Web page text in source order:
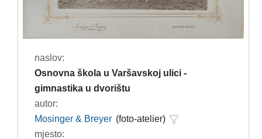
naslov:
Osnovna škola u Varšavskoj ulici -
gimnastika u dvorištu
autor:
Mosinger & Breyer (foto-atelier)
mjesto: